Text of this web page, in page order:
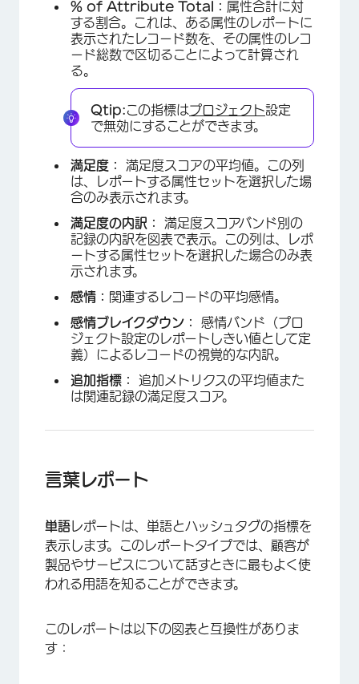
% of Attribute Total： 属性合計に対
する割合。これは、ある属性のレポートに
表示されたレコード数を、その属性のレコ
ード総数で区切ることによって計算され
る。
Qtip:この指標はプロジェクト設定
で無効にすることができます。
満足度： 満足度スコアの平均値。この列
は、レポートする属性セットを選択した場
合のみ表示されます。
満足度の内訳： 満足度スコアバンド別の
記録の内訳を図表で表示。この列は、レポ
ートする属性セットを選択した場合のみ表
示されます。
感情： 関連するレコードの平均感情。
感情ブレイクダウン： 感情バンド（プロ
ジェクト設定のレポートしきい値として定
義）によるレコードの視覚的な内訳。
追加指標： 追加メトリクスの平均値また
は関連記録の満足度スコア。
言葉レポート
単語 レポートは、単語とハッシュタグの指標を
表示します。このレポートタイプでは、顧客が
製品やサービスについて話すときに最もよく使
われる用語を知ることができます。
このレポートは以下の図表と互換性がありま
す：